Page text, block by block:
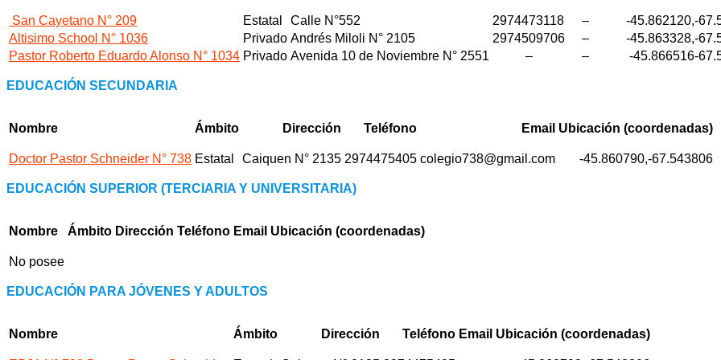
San Cayetano N° 209 Estatal Calle N°552 2974473118 –
-45.862120,-
Altisimo School N° 1036
Privado Andrés Miloli N° 2105 2974509706 –
-45.863328,-
Pastor Roberto Eduardo Alonso N° 1034 Privado Avenida 10 de Noviembre N° 2551 – – -45.866516-
EDUCACIÓN SECUNDARIA
Nombre Ámbito Dirección Teléfono Email Ubicación (coordenadas)
Doctor Pastor Schneider N° 738 Estatal Caiquen N° 2135 2974475405 colegio738@gmail.com -45.860790,-67.543806
EDUCACIÓN SUPERIOR (TERCIARIA Y UNIVERSITARIA)
Nombre Ámbito Dirección Teléfono Email Ubicación (coordenadas)
No posee
EDUCACIÓN PARA JÓVENES Y ADULTOS
Nombre Ámbito Dirección Teléfono Email Ubicación (coordenadas)